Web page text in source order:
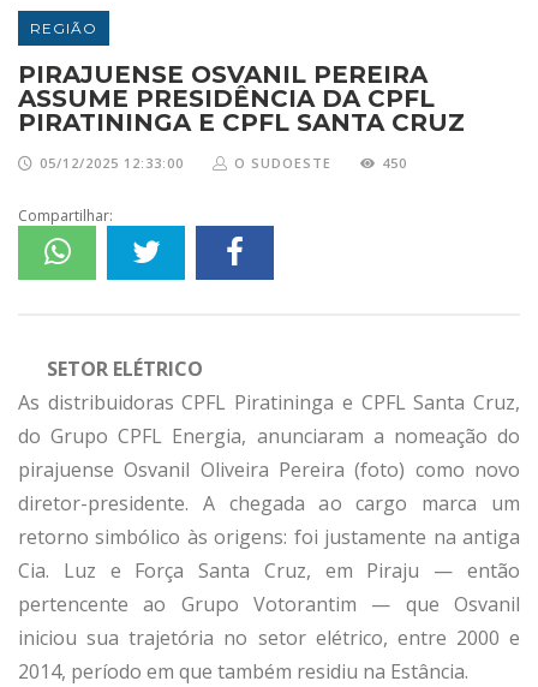
REGIÃO
PIRAJUENSE OSVANIL PEREIRA
ASSUME PRESIDÊNCIA DA CPFL
PIRATININGA E CPFL SANTA CRUZ
05/12/2025 12:33:00 O SUDOESTE 450
Compartilhar:
SETOR ELÉTRICO
As distribuidoras CPFL Piratininga e CPFL Santa Cruz,
do Grupo CPFL Energia, anunciaram a nomeação do
pirajuense Osvanil Oliveira Pereira (foto) como novo
diretor-presidente. A chegada ao cargo marca um
retorno simbólico às origens: foi justamente na antiga
Cia. Luz e Força Santa Cruz, em Piraju — então
pertencente ao Grupo Votorantim — que Osvanil
iniciou sua trajetória no setor elétrico, entre 2000 e
2014, período em que também residiu na Estância.